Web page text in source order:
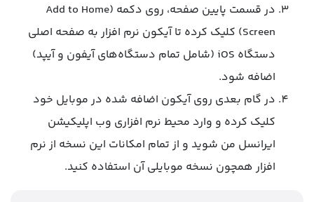
در قسمت پایین صفحه، روی دکمه (Add to Home
Screen) کلیک کرده تا آیکون نرم افزار به صفحه اصلی
دستگاه iOS (شامل تمام دستگاه‌های آیفون و آیپد)
اضافه شود.
در گام بعدی روی آیکون اضافه شده در موبایل خود
کلیک کرده و وارد محیط نرم افزاری وب اپلیکیشن
ایرانسل من شوید و از تمام امکانات این نسخه از نرم
افزار همچون نسخه موبایلی آن استفاده کنید.